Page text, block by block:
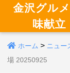
金沢グル
味献立
ホーム > ニュー
場 20250925